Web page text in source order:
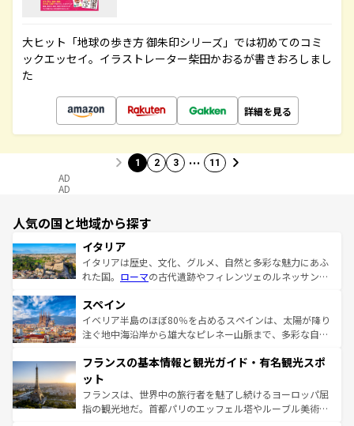
大ヒット「地球の歩き方 御朱印シリーズ」では初めてのコミ
ックエッセイ。イラストレーター柴田かおるが書きおろしまし
た
詳細を見る
1 2 3 … 11
AD
AD
人気の国と地域から探す
イタリア
イタリアは歴史、文化、グルメ、自然と多彩な魅力にあふ
れた国。 ローマの古代遺跡やフィレンツェのルネッサンス
ろん、トスカーナの美しい田園風景やアマルフィ海岸の絶
景など、自然景観も見逃せない。観光の合間には、本場の
ピザやパスタなど、絶品のイタリア料理を堪能することも
ませてくれるイタリアで、忘れられない旅をしてみよう！
なお、新着のイタリア情報は
しい。
スペイン
イベリア半島のほぼ80％を占めるスペインは、太陽が降り
注ぐ地中海沿岸から雄大なピレネー山脈まで、多彩な自然
文化が根付くこの国では、情熱的なフラメンコ、熱気あふ
れる闘牛、そして美味しいタパスが生活の一部となってい
る。首都マドリードの洗練された雰囲気や、バルセロナの
アートに溢れた街角から、地方では古代ローマ遺跡や中世
フランスの基本情報と観光ガイド・有名観光スポ
ット
フランスは、世界中の旅行者を魅了し続けるヨーロッパ屈
指の観光地だ。首都パリのエッフェル塔やルーブル美術館